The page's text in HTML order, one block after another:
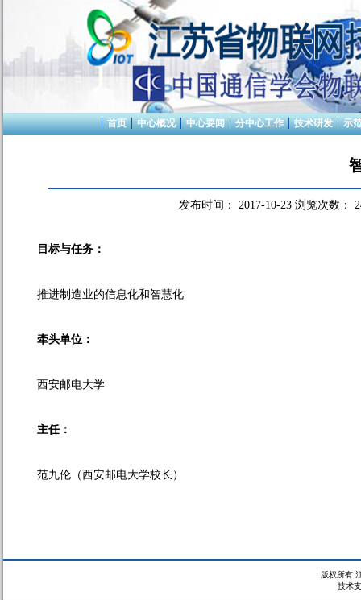
首页 中心概况 中心要闻 分中心工作 技术研发 示
发布时间： 2017-10-23 浏览次数：
目标与任务 ：
推进制造业的信息化和智慧化
牵头单位：
西安邮电大学
主任：
范九伦（西安邮电大学校长 ）
版权所有
技术